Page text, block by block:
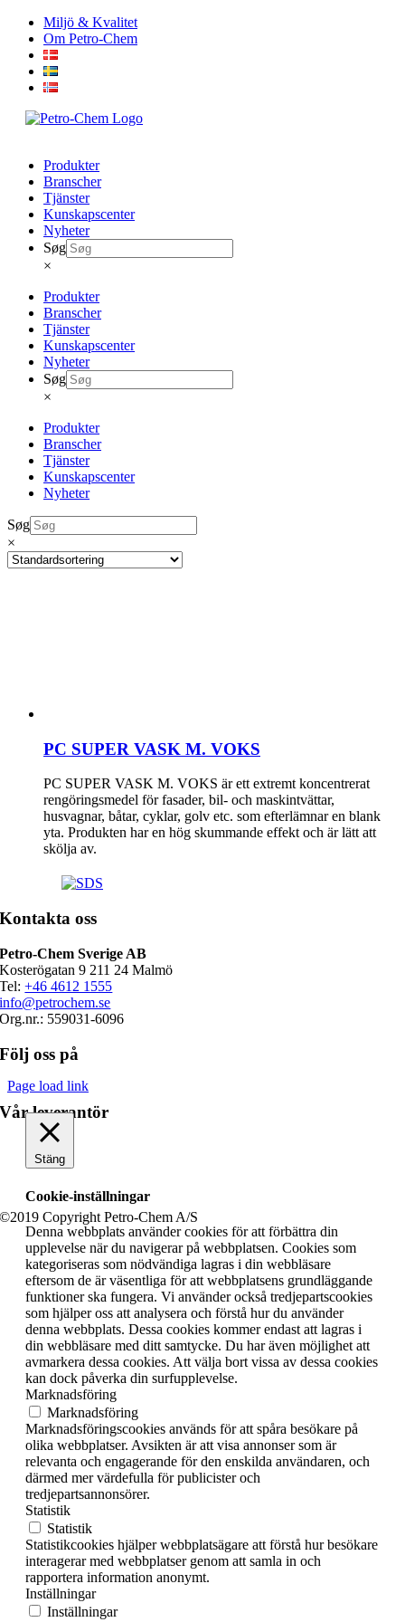
Skip
content
Miljö & Kvalitet
Om Petro-Chem
Produkter
Branscher
Tjänster
Kunskapscenter
Nyheter
Søg
×
Produkter
Branscher
Tjänster
Kunskapscenter
Nyheter
Søg
×
Produkter
Branscher
Tjänster
Kunskapscenter
Nyheter
Søg
×
PC SUPER VASK M. VOKS
PC SUPER VASK M. VOKS är ett extremt koncentrerat
rengöringsmedel för fasader, bil- och maskintvättar,
husvagnar, båtar, cyklar, golv etc. som efterlämnar en blank
yta. Produkten har en hög skummande effekt och är lätt att
skölja av.
Kontakta oss
Petro-Chem Sverige AB
Kosterögatan 9 211 24 Malmö
Tel:+46 4612 1555
info@petrochem.se
Org.nr.: 559031-6096
Följ oss på
Vår leverantör
©2019 Copyright Petro-Chem A/S
Page load link
Stäng
Cookie-inställningar
Denna webbplats använder cookies för att förbättra din
upplevelse när du navigerar på webbplatsen. Cookies som
kategoriseras som nödvändiga lagras i din webbläsare
eftersom de är väsentliga för att webbplatsens grundläggande
funktioner ska fungera. Vi använder också tredjepartscookies
som hjälper oss att analysera och förstå hur du använder
denna webbplats. Dessa cookies kommer endast att lagras i
din webbläsare med ditt samtycke. Du har även möjlighet att
avmarkera dessa cookies. Att välja bort vissa av dessa cookies
kan dock påverka din surfupplevelse.
Marknadsföring
Marknadsföring
Marknadsföringscookies används för att spåra besökare på
olika webbplatser. Avsikten är att visa annonser som är
relevanta och engagerande för den enskilda användaren, och
därmed mer värdefulla för publicister och
tredjepartsannonsörer.
Statistik
Statistik
Statistikcookies hjälper webbplatsägare att förstå hur besökare
interagerar med webbplatser genom att samla in och
rapportera information anonymt.
Inställningar
Inställningar